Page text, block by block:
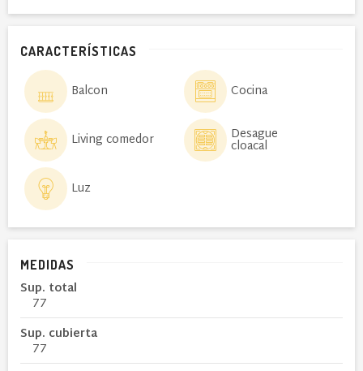
CARACTERÍSTICAS
Balcon Cocina
Living comedor Desague
cloacal
Luz
MEDIDAS
Sup. total
77
Sup. cubierta
77